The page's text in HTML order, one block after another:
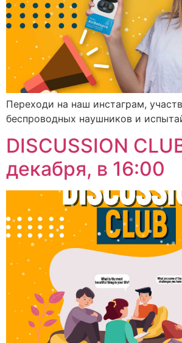
Переходи на наш инстаграм,
беспроводных наушников и
DISCUSSION
декабря, в 16:00